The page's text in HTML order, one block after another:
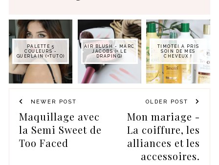
PALETTE 5
COULEURS -
GUERLAIN (+TUTO)
AIR BLUSH - MARC
JACOBS (+ LE
DRAPING)
TIMOTEI A PRIS
SOIN DE MES
CHEVEUX !
NEWER POST
Maquillage avec
la Semi Sweet de
Too Faced
OLDER POST
Mon mariage -
La coiffure, les
alliances et les
accessoires.